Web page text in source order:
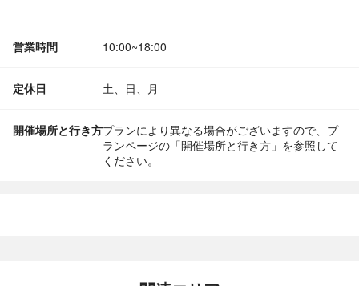
営業時間 10:00~18:00
定休日 土、日、月
開催場所と行き方プランにより異なる場合がございますので、プ
ランページの「開催場所と行き方」を参照して
ください。